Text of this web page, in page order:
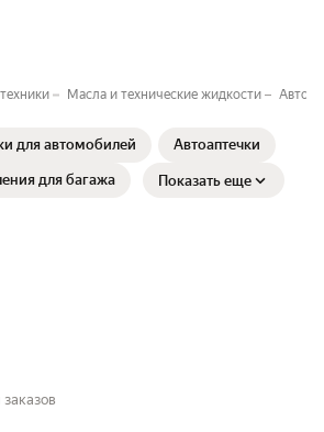
Масла и технические жидкости
для автомобилей Автоаптечки
для багажа Показать еще